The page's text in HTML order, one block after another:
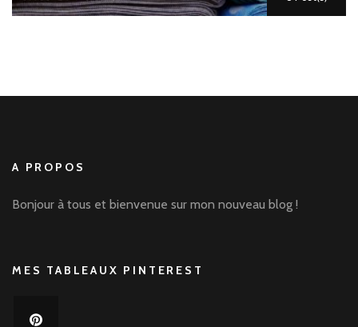
A PROPOS
Bonjour à tous et bienvenue sur mon nouveau blog !
MES TABLEAUX PINTEREST